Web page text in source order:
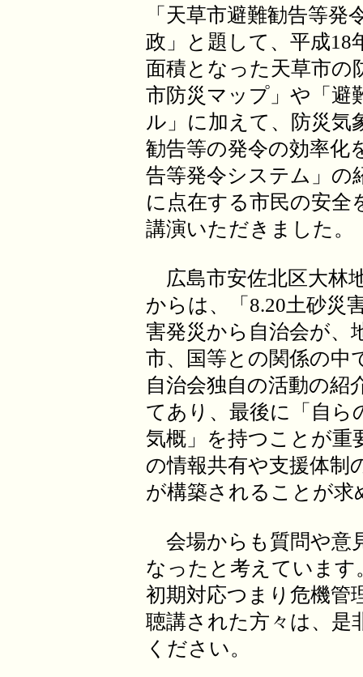
「天草市避難勧告等
政」と題して、平成18
面積となった天草市の
市防災マップ」や「避
ル」に加えて、防災気
勧告等の発令の効率化
告等発令システム」の
に点在する市民の安全
講演いただきました。
広島市安佐北区大林
からは、「8.20土砂災
害発災から自治会が、
市、国等との関係の中
自治会独自の活動の紹
てあり、最後に「自
気概」を持つことが重
の情報共有や支援体制
が構築されることが
会場からも質問や意
なったと考えていま
初期対応つまり危機管
聴講された方々は、是
ください。